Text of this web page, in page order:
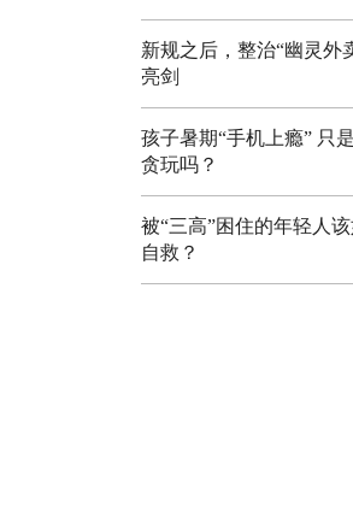
新规之后，整治“幽灵外
亮剑
孩子暑期“手机上瘾” 只
贪玩吗？
被“三高”困住的年轻人
自救？